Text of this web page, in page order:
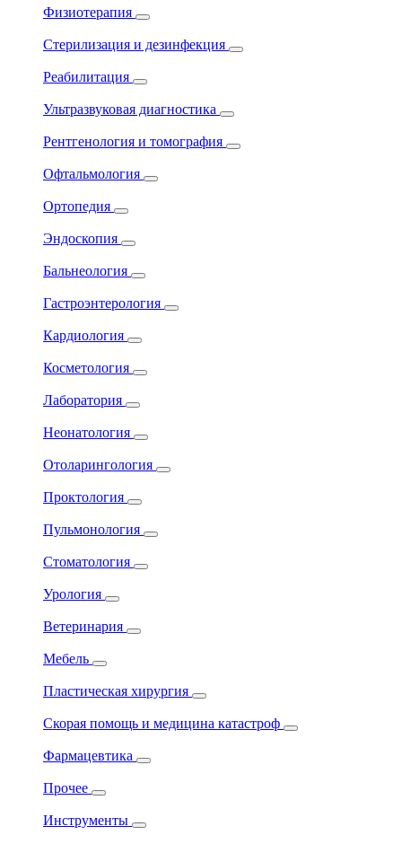
Физиотерапия
Стерилизация и дезинфекция
Реабилитация
Ультразвуковая диагностика
Рентгенология и томография
Офтальмология
Ортопедия
Эндоскопия
Бальнеология
Гастроэнтерология
Кардиология
Косметология
Лаборатория
Неонатология
Отоларингология
Проктология
Пульмонология
Стоматология
Урология
Ветеринария
Мебель
Пластическая хирургия
Скорая помощь и медицина катастроф
Фармацевтика
Прочее
Инструменты